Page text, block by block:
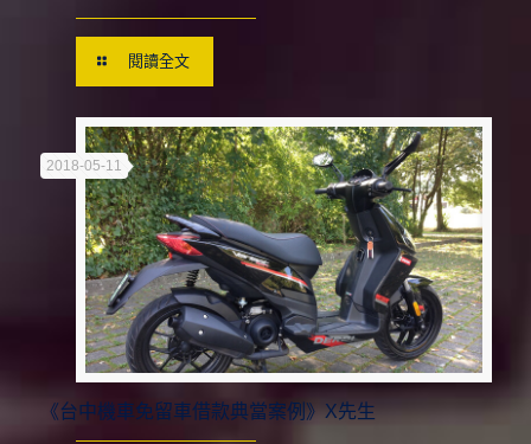
閱讀全文
2018-05-11
《台中機車免留車借款典當案例》X先生